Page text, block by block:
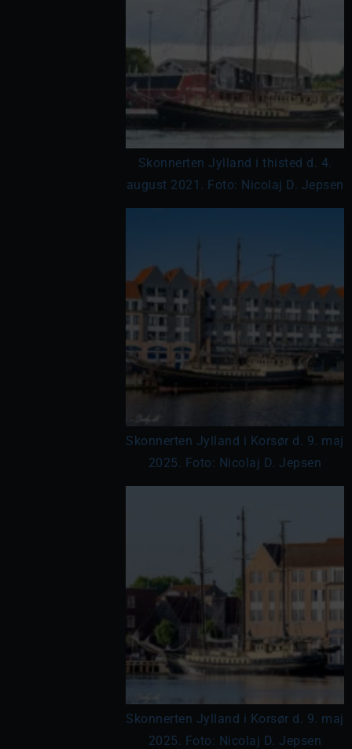
Skonnerten Jylland i thisted d. 4.
august 2021. Foto: Nicolaj D. Jepsen
Skonnerten Jylland i Korsør d. 9. maj
2025. Foto: Nicolaj D. Jepsen
Skonnerten Jylland i Korsør d. 9. maj
2025. Foto: Nicolaj D. Jepsen